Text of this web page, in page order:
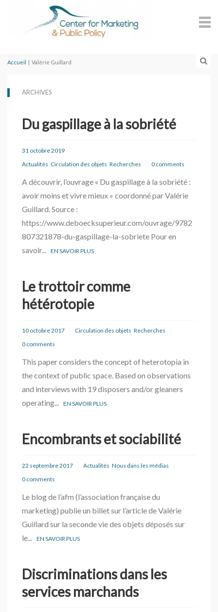
Accueil | Valérie Guillard
ARCHIVES
Du gaspillage à la sobriété
31 octobre 2019
Actualités Circulation des objets Recherches 0 comments
A découvrir, l’ouvrage « Du gaspillage à la sobriété :
avoir moins et vivre mieux » coordonné par Valérie
Guillard. Source :
https://www.deboecksuperieur.com/ouvrage/9782
807321878-du-gaspillage-la-sobriete Pour en
savoir... EN SAVOIR PLUS
Le trottoir comme
hétérotopie
10 octobre 2017 Circulation des objets Recherches
0 comments
This paper considers the concept of heterotopia in
the context of public space. Based on observations
and interviews with 19 disposers and/or gleaners
operating... EN SAVOIR PLUS
Encombrants et sociabilité
22 septembre 2017 Actualités Nous dans les médias
0 comments
Le blog de l’afm (l’association française du
marketing) publie un billet sur l’article de Valérie
Guillard sur la seconde vie des objets déposés sur
le... EN SAVOIR PLUS
Discriminations dans les
services marchands